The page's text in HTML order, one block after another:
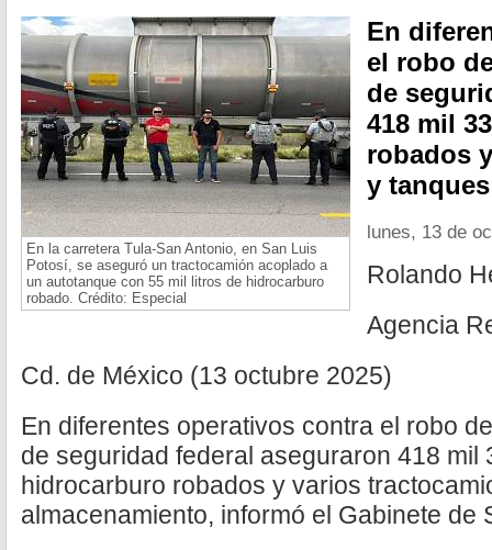
En la carretera Tula-San Antonio, en San Luis
Potosí, se aseguró un tractocamión acoplado a
un autotanque con 55 mil litros de hidrocarburo
robado. Crédito: Especial
En
el robo
de
418 mil
robados
y
lunes, 13 de
Rolando
Agencia
Cd. de México (13 octubre 2025)
En diferentes operativos contra el robo
de seguridad federal aseguraron 418 mil
hidrocarburo robados y varios
almacenamiento, informó el Gabinete de